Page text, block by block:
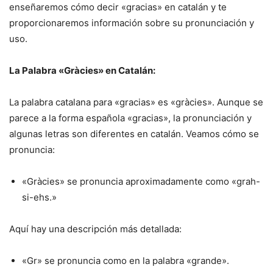
enseñaremos cómo decir «gracias» en catalán y te
proporcionaremos información sobre su pronunciación y
uso.
La Palabra «Gràcies» en Catalán:
La palabra catalana para «gracias» es «gràcies». Aunque se
parece a la forma española «gracias», la pronunciación y
algunas letras son diferentes en catalán. Veamos cómo se
pronuncia:
«Gràcies» se pronuncia aproximadamente como «grah-
si-ehs.»
Aquí hay una descripción más detallada:
«Gr» se pronuncia como en la palabra «grande».